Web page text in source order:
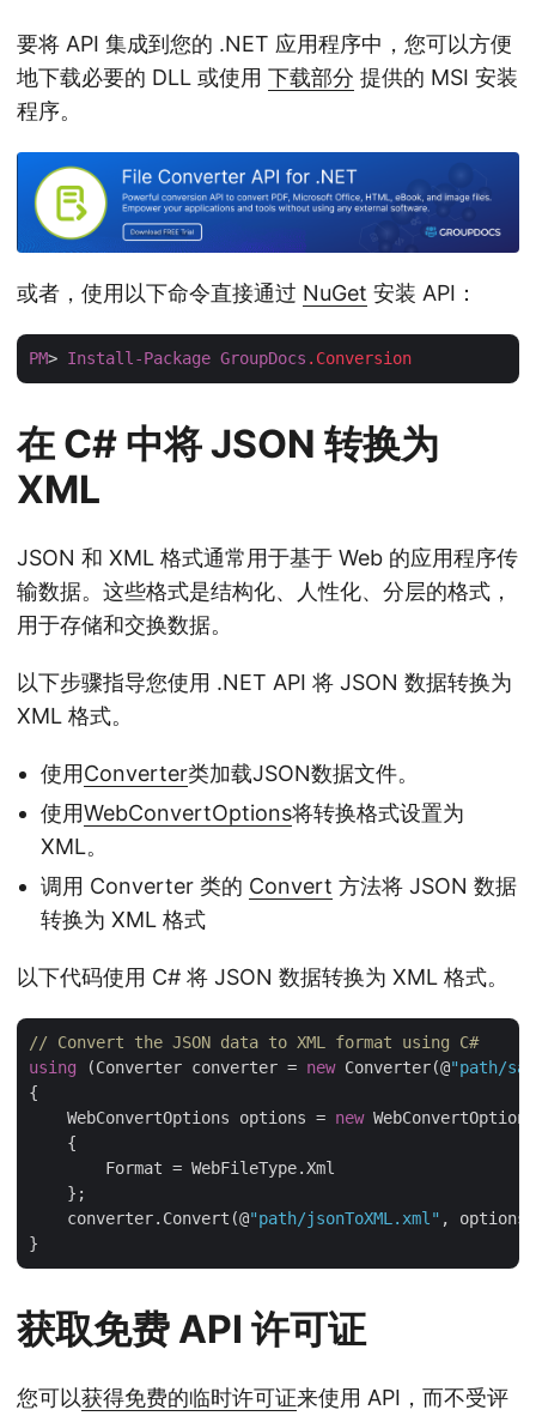
要将 API 集成到您的 .NET 应用程序中，您可以方便
地下载必要的 DLL 或使用 下载部分 提供的 MSI 安装
程序。
或者，使用以下命令直接通过 NuGet 安装 API：
PM> Install-Package GroupDocs .Conversion
在 C# 中将 JSON 转换为
XML
JSON 和 XML 格式通常用于基于 Web 的应用程序传
输数据。这些格式是结构化、人性化、分层的格式，
用于存储和交换数据。
以下步骤指导您使用 .NET API 将 JSON 数据转换为
XML 格式。
使用Converter类加载JSON数据文件。
使用WebConvertOptions将转换格式设置为
XML。
调用 Converter 类的 Convert 方法将 JSON 数据
转换为 XML 格式
以下代码使用 C# 将 JSON 数据转换为 XML 格式。
// Convert the JSON data to XML format using C#
using (Converter converter = new Converter(@"path/
{
    WebConvertOptions options =
new WebConvertOptions
    {
        Format = WebFileType.Xml
    };
    converter.Convert(@
"path/jsonToXML.xml" ,
获取免费 API 许可证
您可以获得免费的临时许可证来使用 API，而不受评